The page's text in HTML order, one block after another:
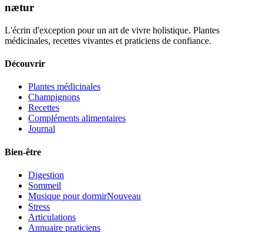
nætur
L'écrin d'exception pour un art de vivre holistique. Plantes
médicinales, recettes vivantes et praticiens de confiance.
Découvrir
Plantes médicinales
Champignons
Recettes
Compléments alimentaires
Journal
Bien-être
Digestion
Sommeil
Musique pour dormirNouveau
Stress
Articulations
Annuaire praticiens